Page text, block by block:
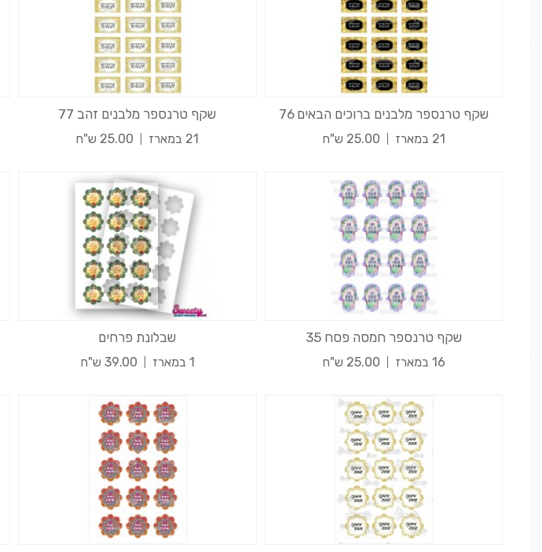
שקף טרנספר מלבנים ברוכים הבאים 76
21 במארז 25.00 ש"ח
שקף טרנספר מלבנים זהב 77
21 במארז 25.00 ש"ח
שקף טרנספר חמסה פסח 35
16 במארז 25.00 ש"ח
שבלונת פרחים
1 במארז 39.00 ש"ח